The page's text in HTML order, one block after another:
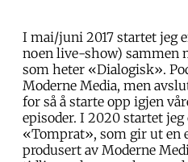
I mai/juni 2017 startet jeg
noen live-show) sammen
som heter «Dialogisk».
Moderne Media, men
for så å starte opp igjen
episoder. I 2020 startet
«Tomprat», som gir ut en
produsert av Moderne